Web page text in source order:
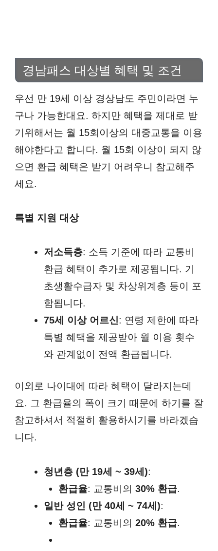
경남패스 대상별 혜택 및 조건
우선 만 19세 이상 경상남도 주민이라면 누
구나 가능한대요. 하지만 혜택을 제대로 받
기위해서는 월 15회이상의 대중교통을 이용
해야한다고 합니다. 월 15회 이상이 되지 않
으면 환급 혜택은 받기 어려우니 참고해주
세요.
특별 지원 대상
저소득층: 소득 기준에 따라 교통비
환급 혜택이 추가로 제공됩니다. 기
초생활수급자 및 차상위계층 등이 포
함됩니다.
75세 이상 어르신: 연령 제한에 따라
특별 혜택을 제공받아 월 이용 횟수
와 관계없이 전액 환급됩니다.
이외로 나이대에 따라 혜택이 달라지는데
요. 그 환급율의 폭이 크기 때문에 하기를 잘
참고하셔서 적절히 활용하시기를 바라겠습
니다.
청년층 (만 19세 ~ 39세):
환급율: 교통비의 30% 환급.
일반 성인 (만 40세 ~ 74세):
환급율: 교통비의 20% 환급.